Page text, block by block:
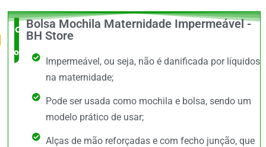
O Mais
completo
Bolsa Mochila Maternidade Impermeável -
BH Store
Impermeável, ou seja, não é danificada por líquidos
na maternidade;
Pode ser usada como mochila e bolsa, sendo um
modelo prático de usar;
Alças de mão reforçadas e com fecho junção, que